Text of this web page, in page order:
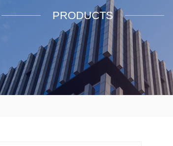
PRODUCTS